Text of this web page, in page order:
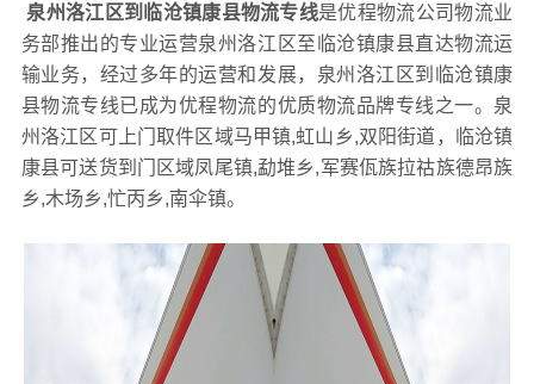
泉州洛江区到临沧镇康县物流专线是优程物流公司物流业
务部推出的专业运营泉州洛江区至临沧镇康县直达物流运
输业务，经过多年的运营和发展，泉州洛江区到临沧镇康
县物流专线已成为优程物流的优质物流品牌专线之一。泉
州洛江区可上门取件区域马甲镇,虹山乡,双阳街道，临沧镇
康县可送货到门区域凤尾镇,勐堆乡,军赛佤族拉祜族德昂族
乡,木场乡,忙丙乡,南伞镇。